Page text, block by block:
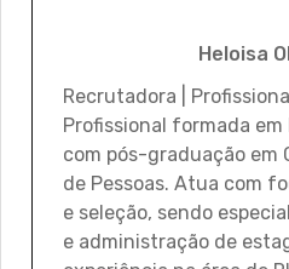
Heloisa
Recrutadora |
Profissional formada em
com pós-graduação em
de Pessoas. Atua com
e seleção, sendo
e administração de